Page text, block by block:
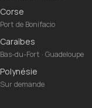
Corse
Port de Bonifacio
Caraïbes
Bas-du-Fort · Guadeloupe
Polynésie
Sur demande